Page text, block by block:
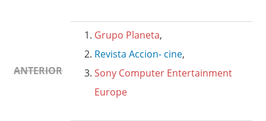
ANTERIOR
Grupo Planeta,
Revista Accion- cine,
Sony Computer Entertainment
Europe